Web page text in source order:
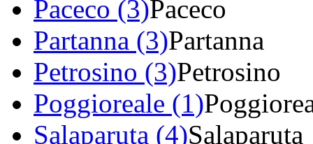
Paceco (3)Paceco
Partanna (3)Partanna
Petrosino (3)Petrosino
Poggioreale (1)
Salaparuta (4)Salaparuta